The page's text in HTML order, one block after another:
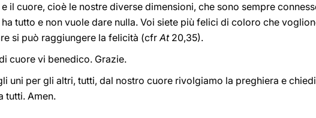
il cuore, cioè le nostre diverse dimensioni, che sono sempre
tutto e non vuole dare nulla. Voi siete più felici di coloro che
si può raggiungere la felicità (cfrAt20,35).
cuore vi benedico. Grazie.
uni per gli altri, tutti, dal nostro cuore rivolgiamo la preghiera e
tutti. Amen.